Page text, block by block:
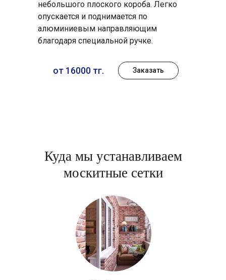
от 16000 тг. Заказать
небольшого плоского короба. Легко
опускается и поднимается по
алюминиевым направляющим
благодаря специальной ручке.
Куда мы устанавливаем
москитные сетки